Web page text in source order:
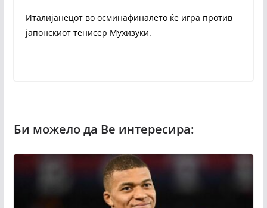
Италијанецот во осминафиналето ќе игра против
јапонскиот тенисер Мухизуки.